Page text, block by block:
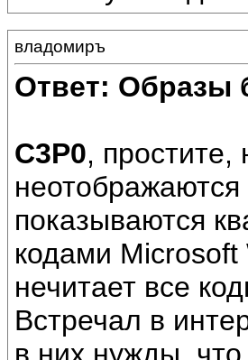
владомиръ
Ответ: Образы
С3Р0,
показываются
кодами
нечитает все
Встречал в